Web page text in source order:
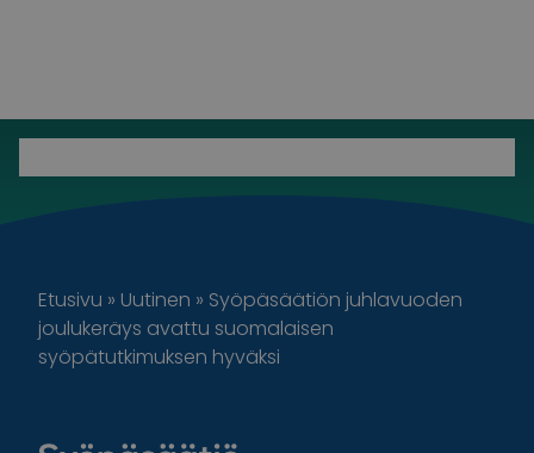
Etusivu » Uutinen » Syöpäsäätiön juhlavuoden
joulukeräys avattu suomalaisen
syöpätutkimuksen hyväksi